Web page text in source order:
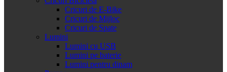
Cricuri de E-Bike
Cricuri de Mijloc
Cricuri de Spate
Lumini
Lumini cu USB
Lumini pe baterie
Lumini pentru dinam